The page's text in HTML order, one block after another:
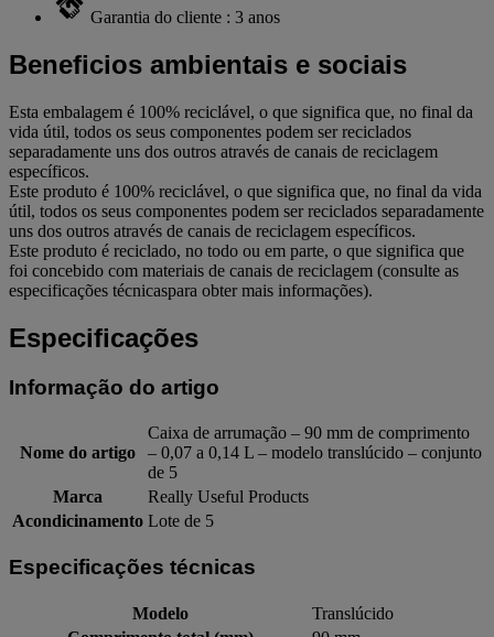
Garantia do cliente : 3 anos
Beneficios ambientais e sociais
Esta embalagem é 100% reciclável, o que significa que, no final da
vida útil, todos os seus componentes podem ser reciclados
separadamente uns dos outros através de canais de reciclagem
específicos.
Este produto é 100% reciclável, o que significa que, no final da vida
útil, todos os seus componentes podem ser reciclados separadamente
uns dos outros através de canais de reciclagem específicos.
Este produto é reciclado, no todo ou em parte, o que significa que
foi concebido com materiais de canais de reciclagem (consulte as
especificações técnicaspara obter mais informações).
Especificações
Informação do artigo
Nome do artigo
Caixa de arrumação – 90 mm de comprimento
– 0,07 a 0,14 L – modelo translúcido – conjunto
de 5
Marca
Really Useful Products
Acondicinamento Lote de 5
Especificações técnicas
Modelo
Translúcido